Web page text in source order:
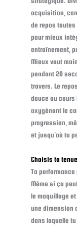
acquisition,
de repos
pour mieux
entraînement,
Mieux vaut
pendant 20
travers. Le
douce ou cours
oxygénant le
progression,
et jusqu’où tu
Choisis ta
Ta
Même si ça
le maquillage
une dimension
dans laquelle